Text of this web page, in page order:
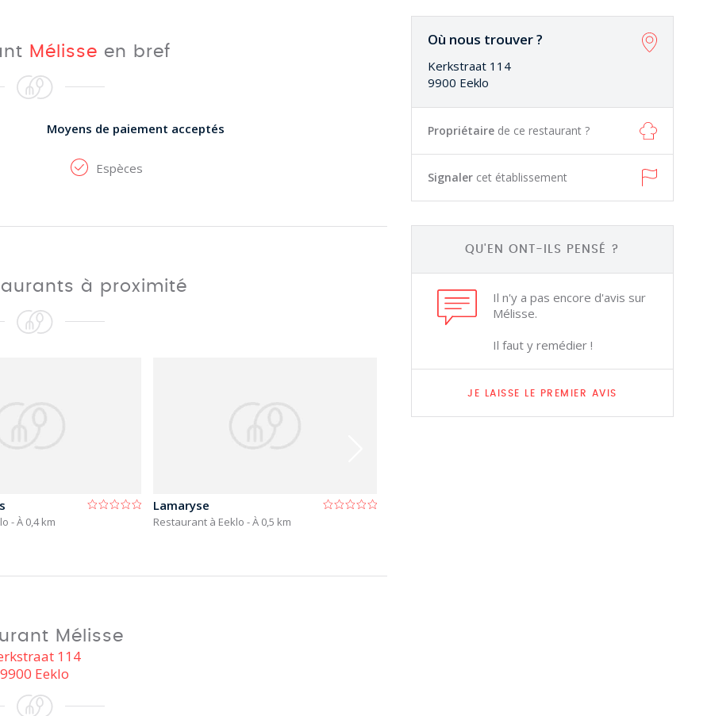
Où nous trouver ?
Kerkstraat 114
9900 Eeklo
Propriétaire de ce restaurant ?
Signaler cet établissement
QU'EN ONT-ILS PENSÉ ?
Il n'y a pas encore d'avis sur
Mélisse.
Il faut y remédier !
JE LAISSE LE PREMIER AVIS
Mélisse en bref
Moyens de paiement acceptés
Espèces
à proximité
- À 0,4 km
Lamaryse
Restaurant à Eeklo - À 0,5 km
Mélisse
114
9900 Eeklo